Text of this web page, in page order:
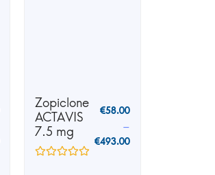
Zopiclone
ACTAVIS
7.5 mg
€58.00
–
€493.00